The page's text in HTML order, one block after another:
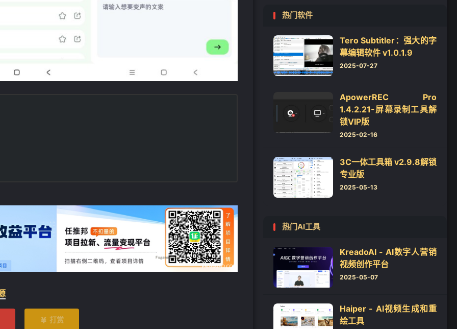
 打赏
热门软件
Tero Subtitler：强大的字
幕编辑软件 v1.0.1.9
2025-07-27
ApowerREC Pro
1.4.2.21-屏幕录制工具解
锁VIP版
2025-02-16
3C一体工具箱 v2.9.8解锁
专业版
2025-05-13
热门AI工具
KreadoAI - AI数字人营销
视频创作平台
2025-05-07
Haiper - AI视频生成和重
绘工具